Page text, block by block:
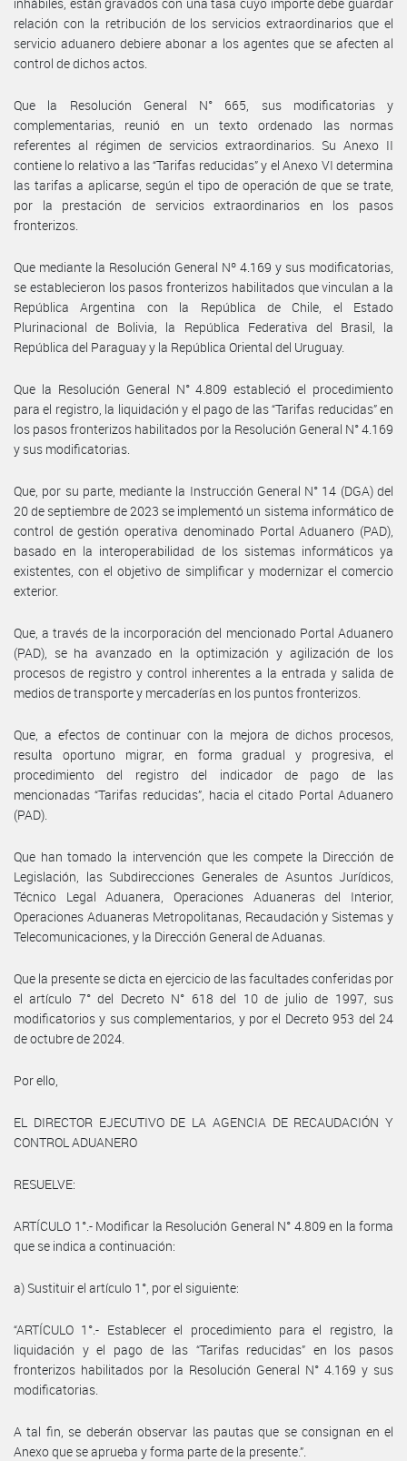
relación con la retribución de los servicios extraordinarios que el
servicio aduanero debiere abonar a los agentes que se afecten al
control de dichos actos.
Que la Resolución General N° 665, sus modificatorias y
complementarias, reunió en un texto ordenado las normas
referentes al régimen de servicios extraordinarios. Su Anexo II
contiene lo relativo a las “Tarifas reducidas” y el Anexo VI determina
las tarifas a aplicarse, según el tipo de operación de que se trate,
por la prestación de servicios extraordinarios en los pasos
fronterizos.
Que mediante la Resolución General Nº 4.169 y sus modificatorias,
se establecieron los pasos fronterizos habilitados que vinculan a la
República Argentina con la República de Chile, el Estado
Plurinacional de Bolivia, la República Federativa del Brasil, la
República del Paraguay y la República Oriental del Uruguay.
Que la Resolución General N° 4.809 estableció el procedimiento
para el registro, la liquidación y el pago de las “Tarifas reducidas” en
los pasos fronterizos habilitados por la Resolución General N° 4.169
y sus modificatorias.
Que, por su parte, mediante la Instrucción General N° 14 (DGA) del
20 de septiembre de 2023 se implementó un sistema informático de
control de gestión operativa denominado Portal Aduanero (PAD),
basado en la interoperabilidad de los sistemas informáticos ya
existentes, con el objetivo de simplificar y modernizar el comercio
exterior.
Que, a través de la incorporación del mencionado Portal Aduanero
(PAD), se ha avanzado en la optimización y agilización de los
procesos de registro y control inherentes a la entrada y salida de
medios de transporte y mercaderías en los puntos fronterizos.
Que, a efectos de continuar con la mejora de dichos procesos,
resulta oportuno migrar, en forma gradual y progresiva, el
procedimiento del registro del indicador de pago de las
mencionadas “Tarifas reducidas”, hacia el citado Portal Aduanero
(PAD).
Que han tomado la intervención que les compete la Dirección de
Legislación, las Subdirecciones Generales de Asuntos Jurídicos,
Técnico Legal Aduanera, Operaciones Aduaneras del Interior,
Operaciones Aduaneras Metropolitanas, Recaudación y Sistemas y
Telecomunicaciones, y la Dirección General de Aduanas.
Que la presente se dicta en ejercicio de las facultades conferidas por
el artículo 7° del Decreto N° 618 del 10 de julio de 1997, sus
modificatorios y sus complementarios, y por el Decreto 953 del 24
de octubre de 2024.
Por ello,
EL DIRECTOR EJECUTIVO DE LA AGENCIA DE RECAUDACIÓN Y
CONTROL ADUANERO
RESUELVE:
ARTÍCULO 1°.- Modificar la Resolución General N° 4.809 en la forma
que se indica a continuación:
a) Sustituir el artículo 1°, por el siguiente:
“ARTÍCULO 1°.- Establecer el procedimiento para el registro, la
liquidación y el pago de las “Tarifas reducidas” en los pasos
fronterizos habilitados por la Resolución General N° 4.169 y sus
modificatorias.
A tal fin, se deberán observar las pautas que se consignan en el
Anexo que se aprueba y forma parte de la presente.”.